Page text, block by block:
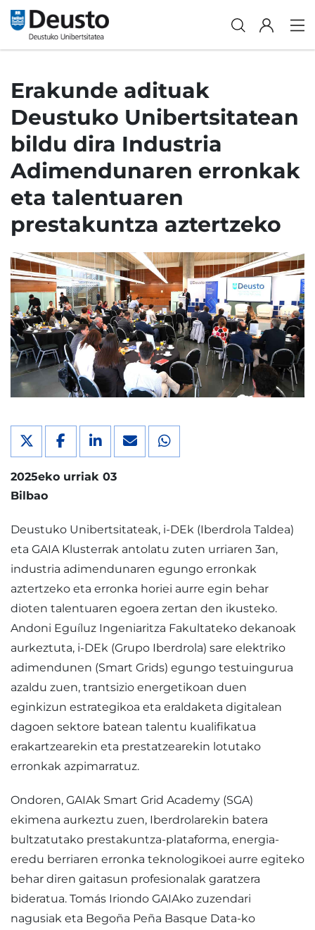
Erakunde adituak
Deustuko Unibertsitatean
bildu dira Industria
Adimendunaren erronkak
eta talentuaren
prestakuntza aztertzeko
2025eko urriak 03
Bilbao
Deustuko Unibertsitateak, i-DEk (Iberdrola Taldea)
eta GAIA Klusterrak antolatu zuten urriaren 3an,
industria adimendunaren egungo erronkak
aztertzeko eta erronka horiei aurre egin behar
dioten talentuaren egoera zertan den ikusteko.
Andoni Eguíluz Ingeniaritza Fakultateko dekanoak
aurkeztuta, i-DEk (Grupo Iberdrola) sare elektriko
adimendunen (Smart Grids) egungo testuingurua
azaldu zuen, trantsizio energetikoan duen
eginkizun estrategikoa eta eraldaketa digitalean
dagoen sektore batean talentu kualifikatua
erakartzearekin eta prestatzearekin lotutako
erronkak azpimarratuz.
Ondoren, GAIAk Smart Grid Academy (SGA)
ekimena aurkeztu zuen, Iberdrolarekin batera
bultzatutako prestakuntza-plataforma, energia-
eredu berriaren erronka teknologikoei aurre egiteko
behar diren gaitasun profesionalak garatzera
bideratua. Tomás Iriondo GAIAko zuzendari
nagusiak eta Begoña Peña Basque Data-ko